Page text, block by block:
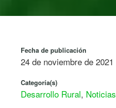
Fecha de publicación
24 de noviembre de 2021
Categoría(s)
Desarrollo Rural, Noticias